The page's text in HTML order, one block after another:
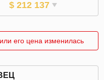
$ 212 137
его цена изменилась